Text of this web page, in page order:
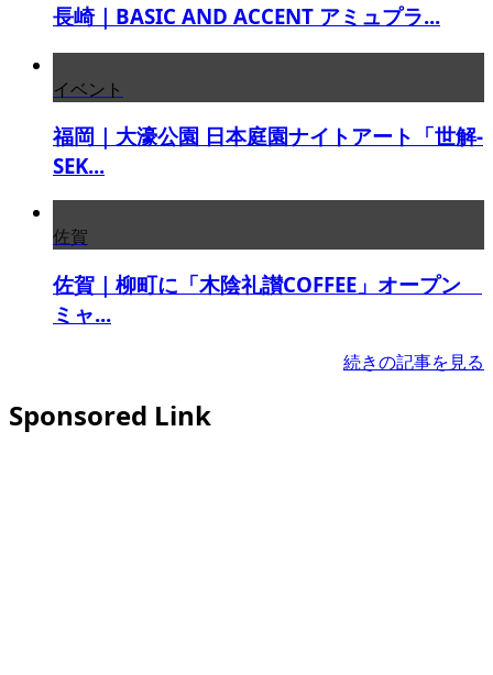
長崎｜BASIC AND ACCENT アミュプラ...
イベント
福岡｜大濠公園 日本庭園ナイトアート「世解-
SEK...
佐賀
佐賀｜柳町に「木陰礼讃COFFEE」オープン
ミャ...
続きの記事を見る
Sponsored Link